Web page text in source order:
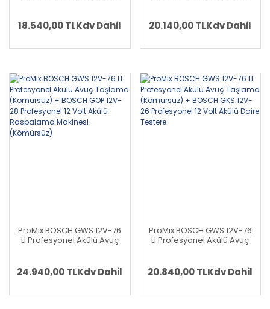
Profesyonel 12 Volt Akülü
Darbeli Delme Vidalama
(Kömürsüz)
18.540,00 TLKdv Dahil
Profesyonel 12 Volt Akülü
Tilki Kuyruğu
20.140,00 TLKdv Dahil
ProMix BOSCH GWS 12V-76
LI Profesyonel Akülü Avuç
Profesyonel 12 Volt Akülü
Raspalama Makinesi
24.940,00 TLKdv Dahil
ProMix BOSCH GWS 12V-76
LI Profesyonel Akülü Avuç
Profesyonel 12 Volt Akülü
Daire Testere
20.840,00 TLKdv Dahil